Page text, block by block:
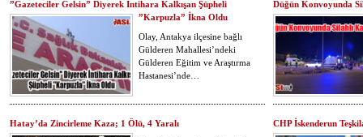
”Gazeteciler Gelsin” Diyerek İntihara Kalkışan Şüpheli
”Karpuzla” İkna Oldu
Olay, Antakya ilçesine bağlı
Gülderen Mahallesi’ndeki
Gülderen Eğitim ve Araştırma
Hastanesi’nde…
Düğün Konvoyunda
Hatay’da Zincirleme Kaza; 1 Ölü, 4 Yaralı
CHP İskenderun